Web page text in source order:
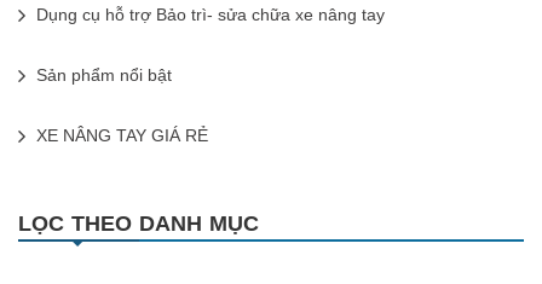
Dụng cụ hỗ trợ Bảo trì- sửa chữa xe nâng tay
Sản phẩm nổi bật
XE NÂNG TAY GIÁ RẺ
LỌC THEO DANH MỤC